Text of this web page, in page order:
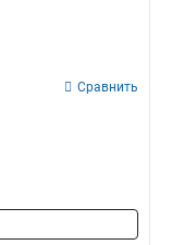
Сравнить